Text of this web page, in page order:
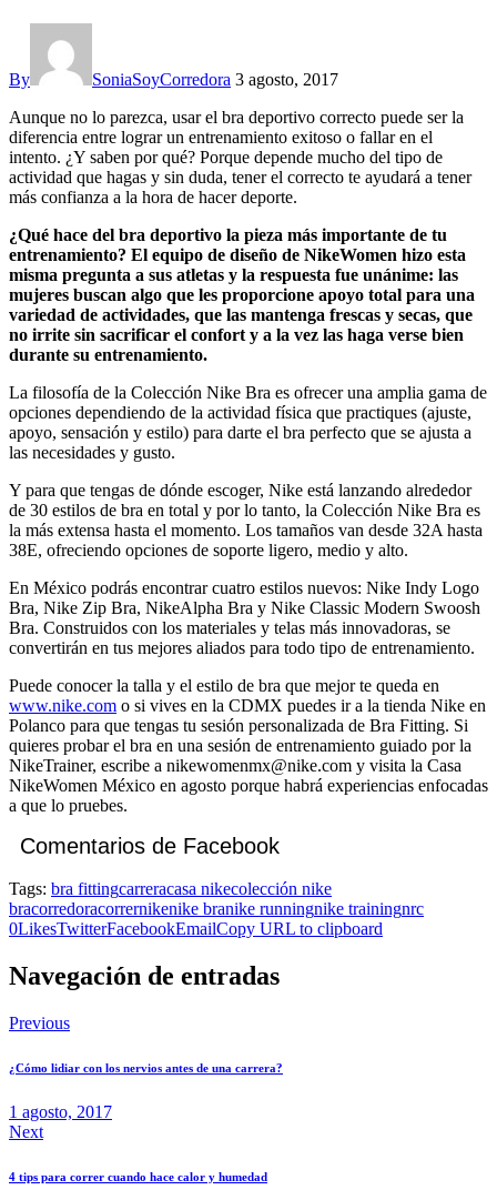
By SoniaSoyCorredora 3 agosto, 2017
Aunque no lo parezca, usar el bra deportivo correcto puede ser la
diferencia entre lograr un entrenamiento exitoso o fallar en el
intento. ¿Y saben por qué? Porque depende mucho del tipo de
actividad que hagas y sin duda, tener el correcto te ayudará a tener
más confianza a la hora de hacer deporte.
¿Qué hace del bra deportivo la pieza más importante de tu
entrenamiento? El equipo de diseño de NikeWomen hizo esta
misma pregunta a sus atletas y la respuesta fue unánime: las
mujeres buscan algo que les proporcione apoyo total para una
variedad de actividades, que las mantenga frescas y secas, que
no irrite sin sacrificar el confort y a la vez las haga verse bien
durante su entrenamiento.
La filosofía de la Colección Nike Bra es ofrecer una amplia gama de
opciones dependiendo de la actividad física que practiques (ajuste,
apoyo, sensación y estilo) para darte el bra perfecto que se ajusta a
las necesidades y gusto.
Y para que tengas de dónde escoger, Nike está lanzando alrededor
de 30 estilos de bra en total y por lo tanto, la Colección Nike Bra es
la más extensa hasta el momento. Los tamaños van desde 32A hasta
38E, ofreciendo opciones de soporte ligero, medio y alto.
En México podrás encontrar cuatro estilos nuevos: Nike Indy Logo
Bra, Nike Zip Bra, NikeAlpha Bra y Nike Classic Modern Swoosh
Bra. Construidos con los materiales y telas más innovadoras, se
convertirán en tus mejores aliados para todo tipo de entrenamiento.
Puede conocer la talla y el estilo de bra que mejor te queda en
www.nike.com o si vives en la CDMX puedes ir a la tienda Nike en
Polanco para que tengas tu sesión personalizada de Bra Fitting. Si
quieres probar el bra en una sesión de entrenamiento guiado por la
NikeTrainer, escribe a nikewomenmx@nike.com y visita la Casa
NikeWomen México en agosto porque habrá experiencias enfocadas
a que lo pruebes.
Comentarios de Facebook
Tags: bra fittingcarreracasa nikecolección nike
bracorredoracorrernikenike branike runningnike trainingnrc
0LikesTwitterFacebookEmailCopy URL to clipboard
Navegación de entradas
Previous
¿Cómo lidiar con los nervios antes de una carrera?
1 agosto, 2017
Next
4 tips para correr cuando hace calor y humedad